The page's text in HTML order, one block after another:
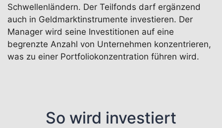
Schwellenländern. Der Teilfonds darf ergänzend
auch in Geldmarktinstrumente investieren. Der
Manager wird seine Investitionen auf eine
begrenzte Anzahl von Unternehmen konzentrieren,
was zu einer Portfoliokonzentration führen wird.
So wird investiert